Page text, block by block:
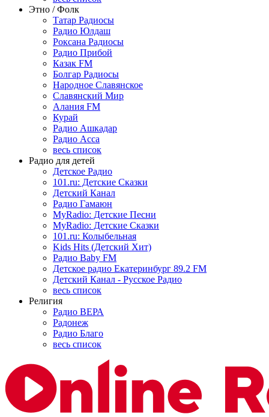
Этно / Фолк
Татар Радиосы
Радио Юлдаш
Роксана Радиосы
Радио Прибой
Казак FM
Болгар Радиосы
Народное Славянское
Славянский Мир
Алания FM
Курай
Радио Ашкадар
Радио Асса
весь список
Радио для детей
Детское Радио
101.ru: Детские Сказки
Детский Канал
Радио Гамаюн
MyRadio: Детские Песни
MyRadio: Детские Сказки
101.ru: Колыбельная
Kids Hits (Детский Хит)
Радио Baby FM
Детское радио Екатеринбург 89.2 FM
Детский Канал - Русское Радио
весь список
Религия
Радио ВЕРА
Радонеж
Радио Благо
весь список